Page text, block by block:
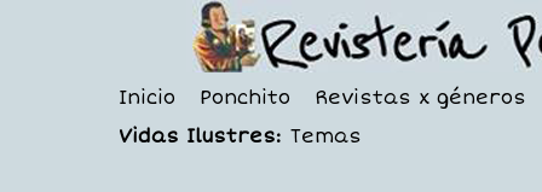
Inicio Ponchito
Revistas x géneros
Vidas Ilustres: Temas